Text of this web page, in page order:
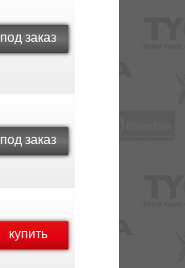
под заказ
под заказ
купить